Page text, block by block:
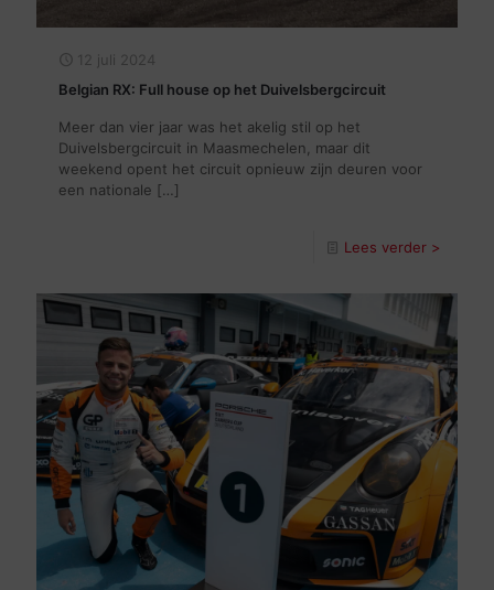
12 juli 2024
Belgian RX: Full house op het Duivelsbergcircuit
Meer dan vier jaar was het akelig stil op het
Duivelsbergcircuit in Maasmechelen, maar dit
weekend opent het circuit opnieuw zijn deuren voor
een nationale […]
Lees verder >